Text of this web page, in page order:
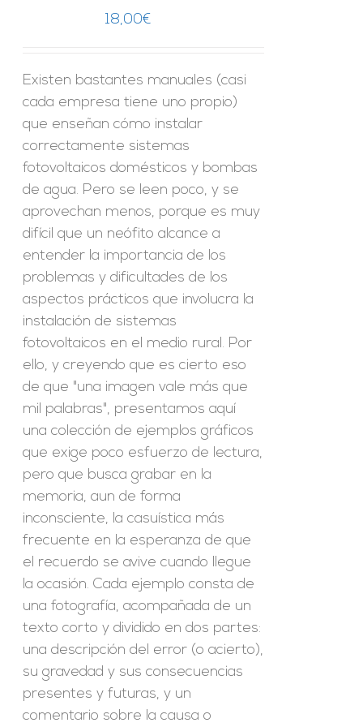
18,00€
Existen bastantes manuales (casi
cada empresa tiene uno propio)
que enseñan cómo instalar
correctamente sistemas
fotovoltaicos domésticos y bombas
de agua. Pero se leen poco, y se
aprovechan menos, porque es muy
difícil que un neófito alcance a
entender la importancia de los
problemas y dificultades de los
aspectos prácticos que involucra la
instalación de sistemas
fotovoltaicos en el medio rural. Por
ello, y creyendo que es cierto eso
de que "una imagen vale más que
mil palabras", presentamos aquí
una colección de ejemplos gráficos
que exige poco esfuerzo de lectura,
pero que busca grabar en la
memoria, aun de forma
inconsciente, la casuística más
frecuente en la esperanza de que
el recuerdo se avive cuando llegue
la ocasión. Cada ejemplo consta de
una fotografía, acompañada de un
texto corto y dividido en dos partes:
una descripción del error (o acierto),
su gravedad y sus consecuencias
presentes y futuras, y un
comentario sobre la causa o